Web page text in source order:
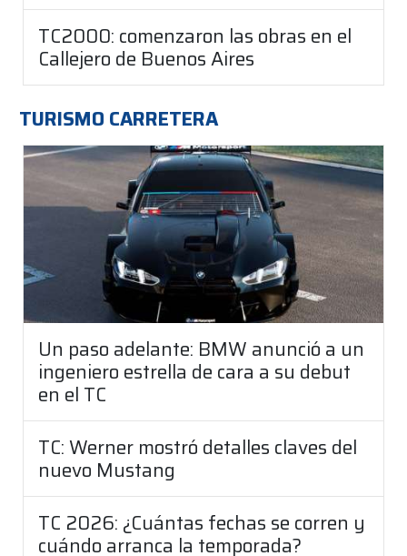
TC2000: comenzaron las obras en el
Callejero de Buenos Aires
TURISMO CARRETERA
Un paso adelante: BMW anunció a un
ingeniero estrella de cara a su debut
en el TC
TC: Werner mostró detalles claves del
nuevo Mustang
TC 2026: ¿Cuántas fechas se corren y
cuándo arranca la temporada?